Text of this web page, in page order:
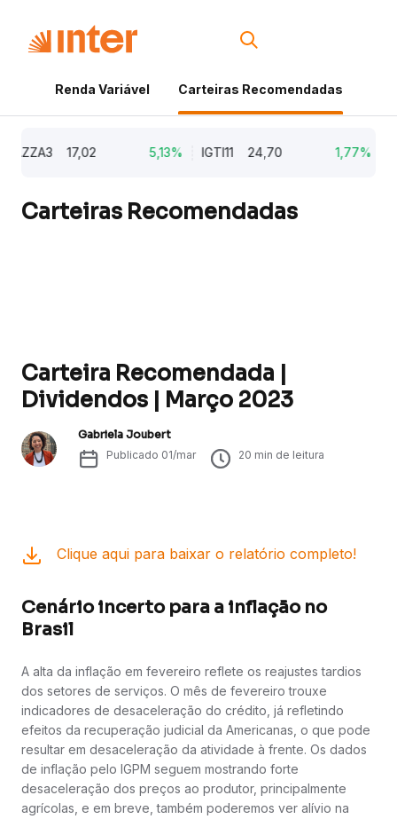
Renda Variável Carteiras Recomendadas
17,02 5,13% IGTI11 24,70 1,77%
Carteiras Recomendadas
Carteira Recomendada |
Dividendos | Março 2023
Gabriela Joubert
Publicado 01/mar 20 min de leitura
Clique aqui para baixar o relatório completo!
Cenário incerto para a inflação no
Brasil
A alta da inflação em fevereiro reflete os reajustes tardios
dos setores de serviços. O mês de fevereiro trouxe
indicadores de desaceleração do crédito, já refletindo
efeitos da recuperação judicial da Americanas, o que pode
resultar em desaceleração da atividade à frente. Os dados
de inflação pelo IGPM seguem mostrando forte
desaceleração dos preços ao produtor, principalmente
agrícolas, e em breve, também poderemos ver alívio na